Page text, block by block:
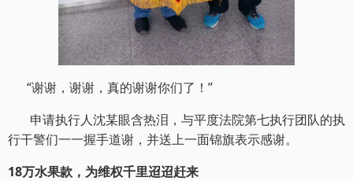
“谢谢，谢谢，真的谢谢你们了！”
申请执行人沈某眼含热泪，与平度法院第七执行团队的执
行干警们一一握手道谢，并送上一面锦旗表示感谢。
18万水果款，为维权千里迢迢赶来